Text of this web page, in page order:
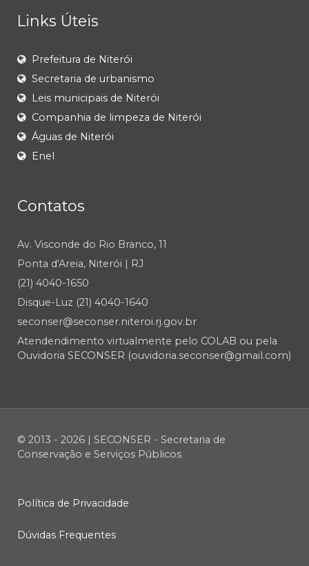
Links Úteis
Prefeitura de Niterói
Secretaria de urbanismo
Leis municipais de Niterói
Companhia de limpeza de Niterói
Águas de Niterói
Enel
Contatos
Av. Visconde do Rio Branco, 11
Ponta d'Areia, Niterói | RJ
(21) 4040-1650
Disque-Luz (21) 4040-1640
seconser@seconser.niteroi.rj.gov.br
Atendendimento virtualmente pelo COLAB ou pela
Ouvidoria SECONSER (ouvidoria.seconser@gmail.com)
© 2013 - 2026 | SECONSER - Secretaria de
Conservação e Serviços Públicos
Política de Privacidade
Dúvidas Frequentes